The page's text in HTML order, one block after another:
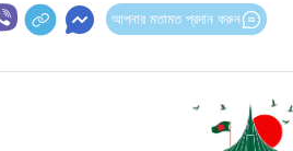
আপনার মতামত প্রদান করুন